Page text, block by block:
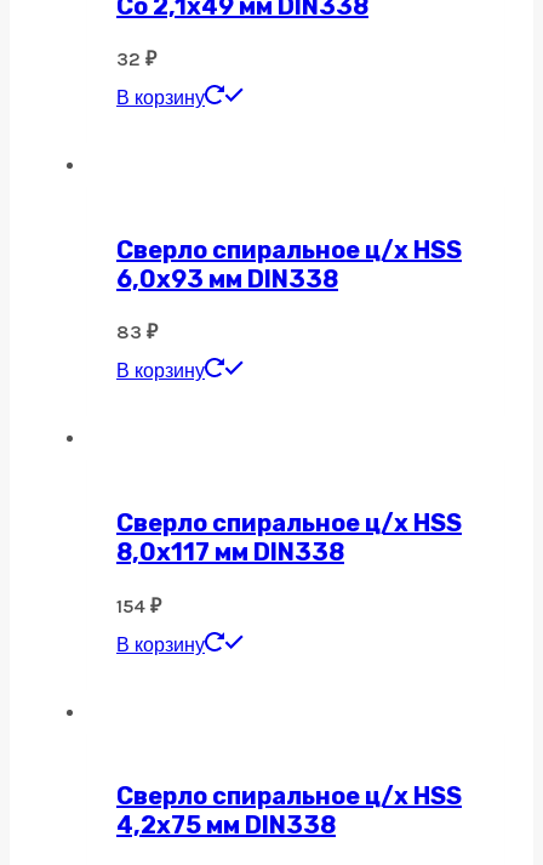
32 ₽
В корзину
Сверло спиральное ц/х HSS
6,0х93 мм DIN338
83 ₽
В корзину
Сверло спиральное ц/х HSS
8,0х117 мм DIN338
154 ₽
В корзину
Сверло спиральное ц/х HSS
4,2х75 мм DIN338